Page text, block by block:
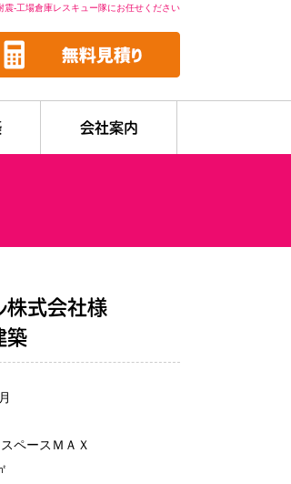
-工場倉庫レスキュー隊にお任せください
会社案内
株式会社様
築
ペースＭＡＸ